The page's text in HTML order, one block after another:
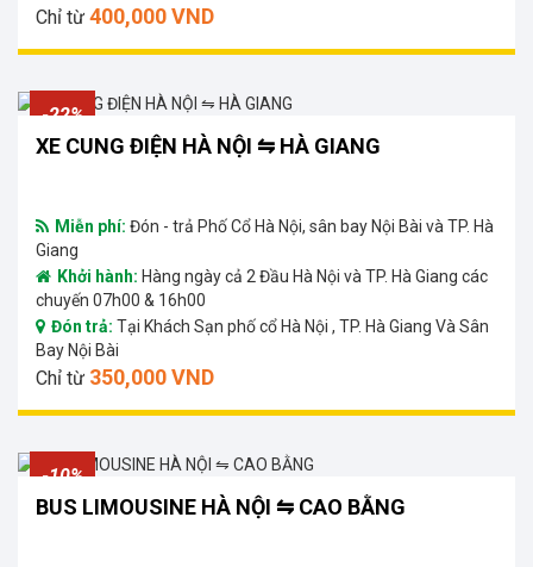
Chỉ từ 400,000 VND
-22%
XE CUNG ĐIỆN HÀ NỘI ⇋ HÀ GIANG
Miễn phí: Đón - trả Phố Cổ Hà Nội, sân bay Nội Bài và TP. Hà
Giang
Khởi hành: Hàng ngày cả 2 Đầu Hà Nội và TP. Hà Giang các
chuyến 07h00 & 16h00
Đón trả: Tại Khách Sạn phố cổ Hà Nội , TP. Hà Giang Và Sân
Bay Nội Bài
Chỉ từ 350,000 VND
-10%
BUS LIMOUSINE HÀ NỘI ⇋ CAO BẰNG